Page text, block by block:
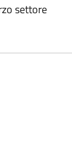
settore